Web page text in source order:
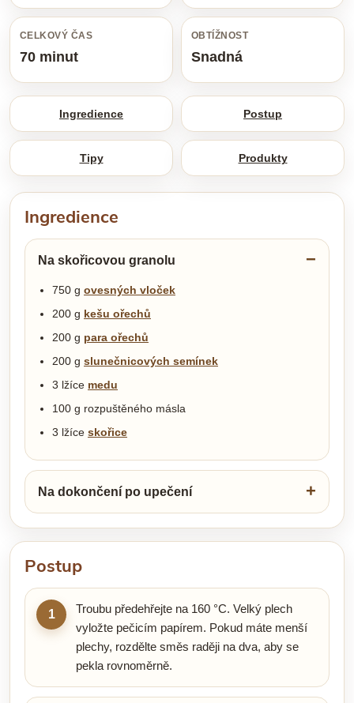
CELKOVÝ ČAS
70 minut
OBTÍŽNOST
Snadná
Ingredience Postup
Tipy Produkty
Ingredience
Na skořicovou granolu
750 g ovesných vloček
200 g kešu ořechů
200 g para ořechů
200 g slunečnicových semínek
3 lžíce medu
100 g rozpuštěného másla
3 lžíce skořice
Na dokončení po upečení
Postup
1
Troubu předehřejte na 160 °C. Velký plech
vyložte pečicím papírem. Pokud máte menší
plechy, rozdělte směs raději na dva, aby se
pekla rovnoměrně.